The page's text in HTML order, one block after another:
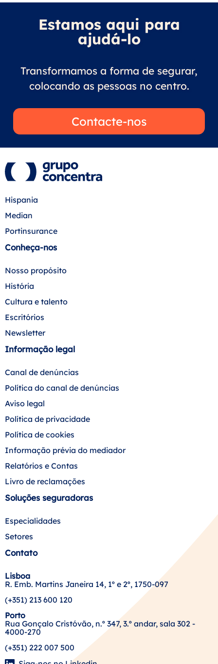
Estamos aqui para
ajudá-lo
Transformamos a forma de segurar,
colocando as pessoas no centro.
Contacte-nos
Hispania
Median
Portinsurance
Conheça-nos
Nosso propósito
História
Cultura e talento
Escritórios
Newsletter
Informação legal
Canal de denúncias
Política do canal de denúncias
Aviso legal
Política de privacidade
Política de cookies
Informação prévia do mediador
Relatórios e Contas
Livro de reclamações
Soluções seguradoras
Especialidades
Setores
Contato
Lisboa
R. Emb. Martins Janeira 14, 1º e 2º, 1750-097
(+351) 213 600 120
Porto
Rua Gonçalo Cristóvão, n.º 347, 3.º andar, sala 302 -
4000-270
(+351) 222 007 500